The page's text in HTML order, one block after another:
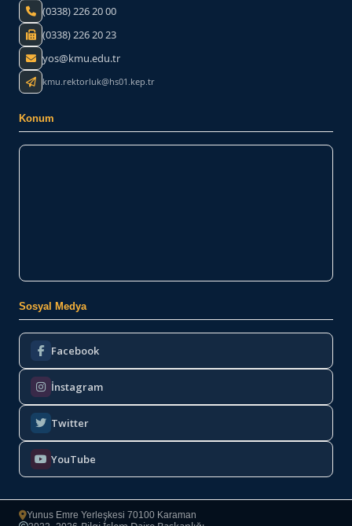
(0338) 226 20 00
(0338) 226 20 23
yos@kmu.edu.tr
kmu.rektorluk@hs01.kep.tr
Konum
Sosyal Medya
Facebook
İnstagram
Twitter
YouTube
Yunus Emre Yerleşkesi 70100 Karaman